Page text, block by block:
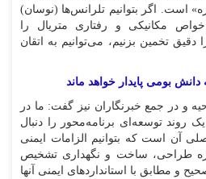
است. اگر بتوانیم تلرانس‌ها (نوسان)
مکانیکی و رفتاری متریال را
تخمین بزنیم، می‌توانیم به اتقان
بومی پایدار خواهد ماند
و در جمع خبرنگاران نیز گفت: ما در
روند توسعه‌ای برنامه‌محور را دنبال
آن است که بتوانیم الزامات ایمنی
طراحی، ساخت و نگهداری تشخیص
و مطابق با استاندارد‌های ایمنی آنها